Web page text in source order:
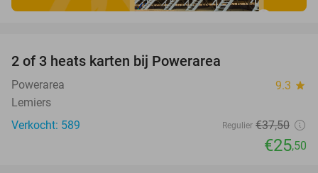
2 of 3 heats karten bij Powerarea
Powerarea 9.3 star
Lemiers
Verkocht: 589
Regulier €37,50
€25,50